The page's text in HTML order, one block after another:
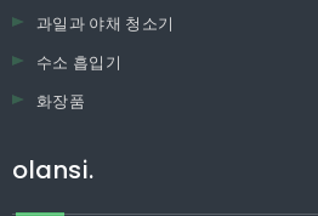
과일과 야채 청소기
수소 흡입기
화장품
olansi.